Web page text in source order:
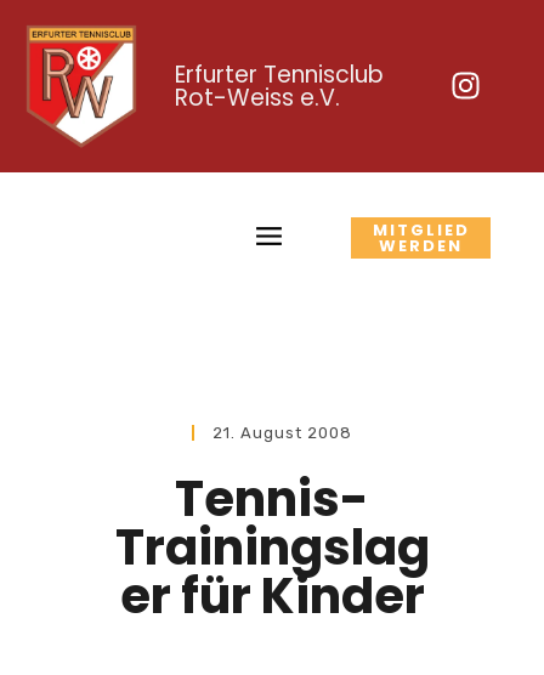
Erfurter Tennisclub
Rot-Weiss e.V.
MITGLIED
WERDEN
21. August 2008
Tennis-
Trainingslag
er für Kinder